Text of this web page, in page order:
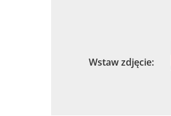
Wstaw zdjęcie: